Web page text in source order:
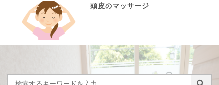
頭皮のマッサージ